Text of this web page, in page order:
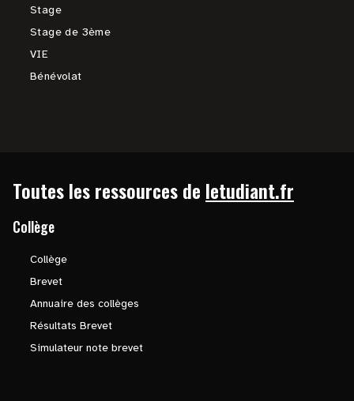
Stage
Stage de 3ème
VIE
Bénévolat
Toutes les ressources de letudiant.fr
Collège
Collège
Brevet
Annuaire des collèges
Résultats Brevet
Simulateur note brevet